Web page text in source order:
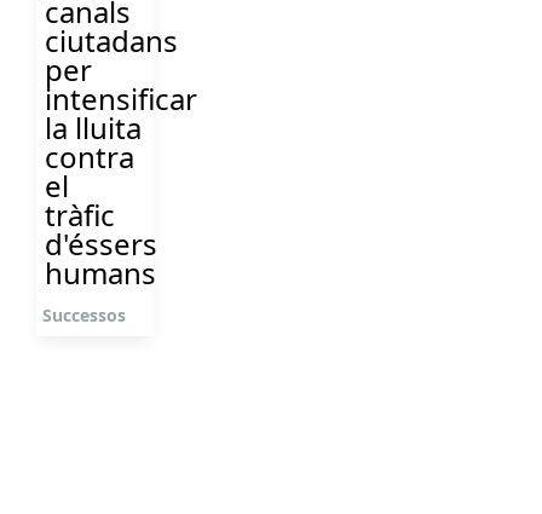
canals
ciutadans
per
intensificar
la lluita
contra
el
tràfic
d'éssers
humans
Successos